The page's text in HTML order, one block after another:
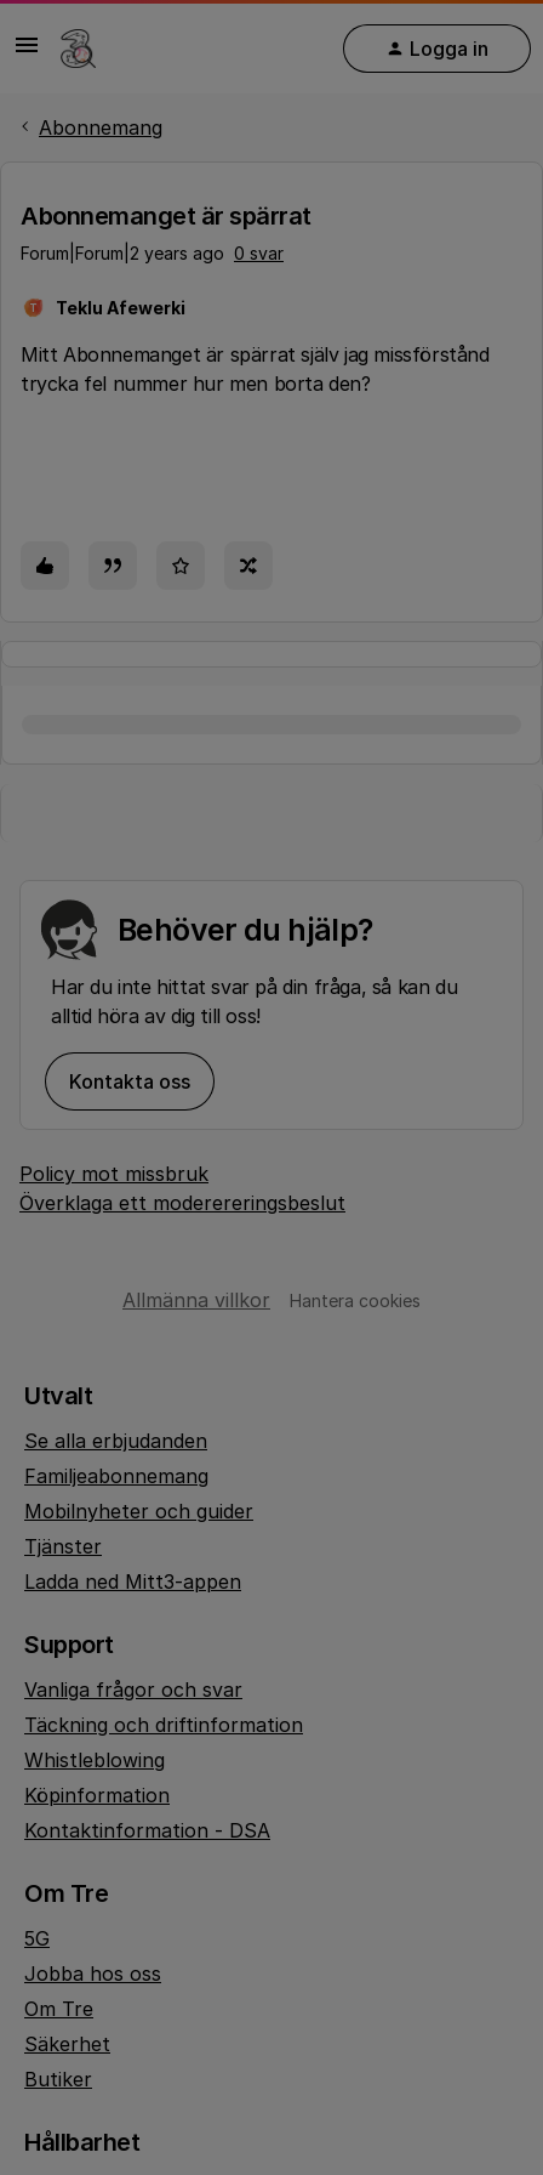
Logga in
Abonnemang
Abonnemanget är spärrat
Forum|Forum|2 years ago 0 svar
T Teklu Afewerki
Mitt Abonnemanget är spärrat själv jag missförstånd
trycka fel nummer hur men borta den?
Behöver du hjälp?
Har du inte hittat svar på din fråga, så kan du
alltid höra av dig till oss!
Kontakta oss
Policy mot missbruk
Överklaga ett moderereringsbeslut
Allmänna villkor Hantera cookies
Utvalt
Se alla erbjudanden
Familjeabonnemang
Mobilnyheter och guider
Tjänster
Ladda ned Mitt3-appen
Support
Vanliga frågor och svar
Täckning och driftinformation
Whistleblowing
Köpinformation
Kontaktinformation - DSA
Om Tre
5G
Jobba hos oss
Om Tre
Säkerhet
Butiker
Hållbarhet